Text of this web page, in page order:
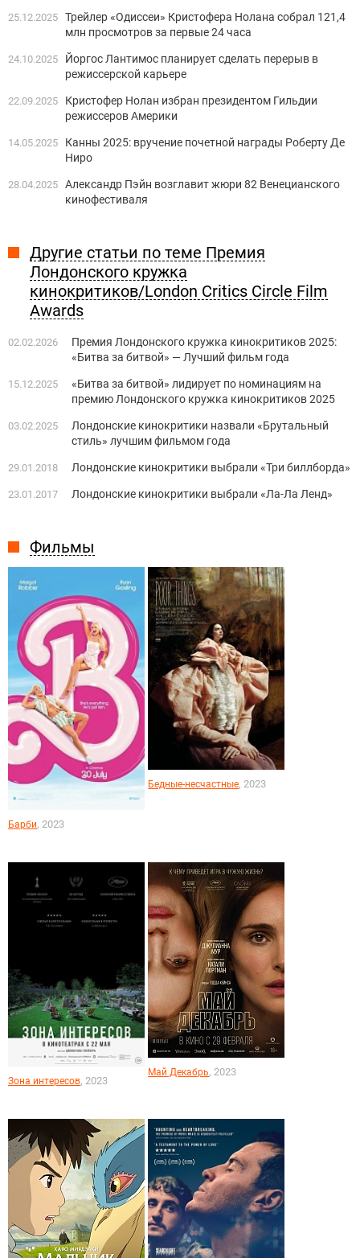
Фильмы
Барби, 2023
Бедные-несчастные, 2023
Зона интересов, 2023
Май Декабрь, 2023
25.12.2025 Трейлер «Одиссеи» Кристофера Нолана собрал 121,4
млн просмотров за первые 24 часа
24.10.2025
Йоргос Лантимос планирует сделать перерыв в
режиссерской карьере
22.09.2025
Кристофер Нолан избран президентом Гильдии
режиссеров Америки
14.05.2025
Канны 2025: вручение почетной награды Роберту Де
Ниро
28.04.2025 Александр Пэйн возглавит жюри 82 Венецианского
кинофестиваля
Другие статьи по теме Премия
Лондонского кружка
кинокритиков/London Critics Circle Film
Awards
02.02.2026
Премия Лондонского кружка кинокритиков 2025:
«Битва за битвой» — Лучший фильм года
15.12.2025
«Битва за битвой» лидирует по номинациям на
премию Лондонского кружка кинокритиков 2025
03.02.2025
Лондонские кинокритики назвали «Брутальный
стиль» лучшим фильмом года
29.01.2018 Лондонские кинокритики выбрали «Три биллборда»
23.01.2017 Лондонские кинокритики выбрали «Ла-Ла Ленд»